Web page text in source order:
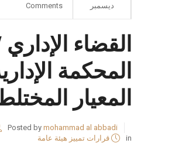
ديسمبر Comments
القضاء
المحكمة
المعيار
Posted by mohammad al abbadi
in
قرارات تمييز هيئة عامة